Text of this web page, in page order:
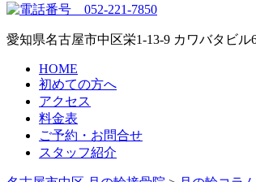
愛知県名古屋市中区栄1-13-9 カワバタビル
HOME
初めての方へ
アクセス
料金表
ご予約・お問合せ
スタッフ紹介